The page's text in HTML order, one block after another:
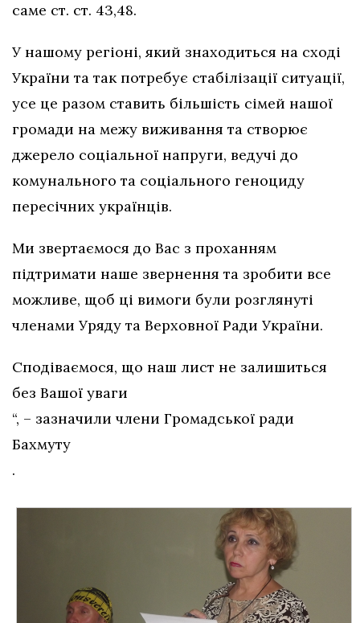
саме ст. ст. 43,48.
У нашому регіоні, який знаходиться на сході
України та так потребує стабілізації ситуації,
усе це разом ставить більшість сімей нашої
громади на межу виживання та створює
джерело соціальної напруги, ведучі до
комунального та соціального геноциду
пересічних українців.
Ми звертаємося до Вас з проханням
підтримати наше звернення та зробити все
можливе, щоб ці вимоги були розглянуті
членами Уряду та Верховної Ради України.
Сподіваємося, що наш лист не залишиться
без Вашої уваги
“, – зазначили члени Громадської ради
Бахмуту
.